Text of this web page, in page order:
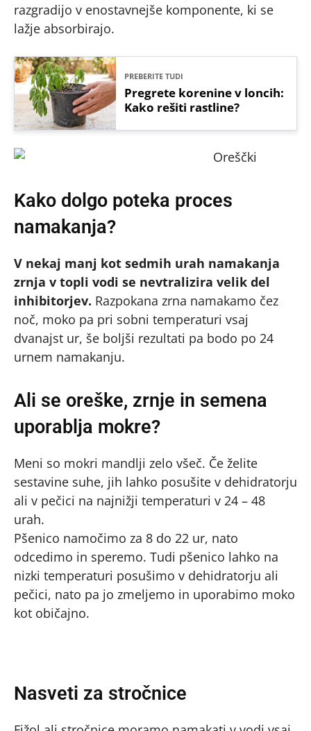
razgradijo v enostavnejše komponente, ki se
lažje absorbirajo.
PREBERITE TUDI
Pregrete korenine v loncih:
Kako rešiti rastline?
Kako dolgo poteka proces
namakanja?
V nekaj manj kot sedmih urah namakanja
zrnja v topli vodi se nevtralizira velik del
inhibitorjev. Razpokana zrna namakamo čez
noč, moko pa pri sobni temperaturi vsaj
dvanajst ur, še boljši rezultati pa bodo po 24
urnem namakanju.
Ali se oreške, zrnje in semena
uporablja mokre?
Meni so mokri mandlji zelo všeč. Če želite
sestavine suhe, jih lahko posušite v dehidratorju
ali v pečici na najnižji temperaturi v 24 – 48
urah.
Pšenico namočimo za 8 do 22 ur, nato
odcedimo in speremo. Tudi pšenico lahko na
nizki temperaturi posušimo v dehidratorju ali
pečici, nato pa jo zmeljemo in uporabimo moko
kot običajno.
Nasveti za stročnice